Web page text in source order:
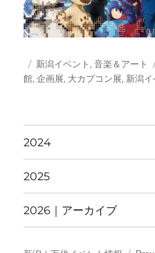
投
稿
カ
テ
新潟イベント ,音楽＆アート
館,企画展, 大カプコン展, 新潟イ
2024
2025
2026｜アーカイブ